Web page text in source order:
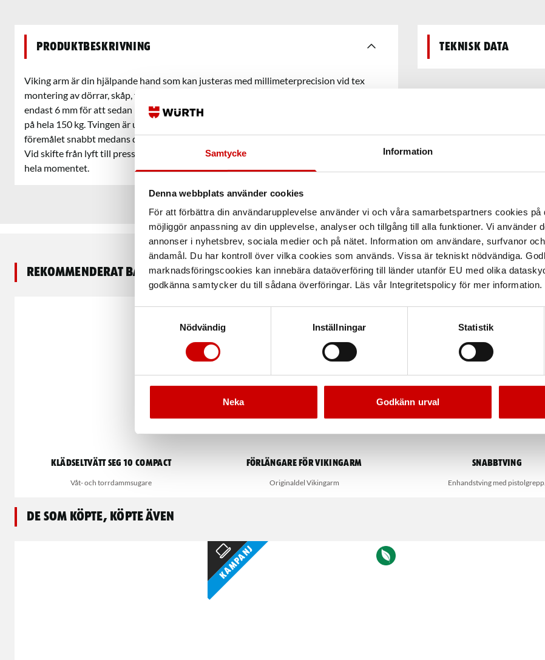
Samtycke Information
Denna webbplats använder cookies
För att förbättra din användarupplevelse använder vi och våra samarbetspartners cookies på
möjliggör anpassning av din upplevelse, analyser och tillgång till alla funktioner. Vi använder
annonser i nyhetsbrev, sociala medier och på nätet. Information om användare, surfvanor
ändamål. Du har kontroll över vilka cookies som används. Vissa är tekniskt nödvändiga.
marknadsföringscookies kan innebära dataöverföring till länder utanför EU med olika
godkänna samtycker du till sådana överföringar. Läs vår Integritetspolicy för mer information.
Nödvändig
Inställningar Statistik
Neka Godkänn urval
Produktbeskrivning
Viking arm är din hjälpande hand som kan justeras med millimeterprecision vid tex
montering av dörrar, skåp, fönster, ventilationssystem, trallbygget m.m. Tvingen behöver
endast 6 mm för att sedan kunna pressa eller lyfta upp till 250 mm och med en maxvikt
på hela 150 kg. Tvingen är utrustad med 2 st "släppknappar", den högra så sänks
föremålet snabbt medans den vänstra sänker föremålet stegvis med milimeter precision.
Vid skifte från lyft till press position tryck ner och håll ned den högra knappen under
hela momentet.
Teknisk data
Rekommenderat baserat på vald produkt
Klädseltvätt SEG 10 Compact
Våt- och torrdammsugare
Förlängare för Vikingarm
Originaldel Vikingarm
Snabbtving
Enhandstving med pistolgrepp.
De som köpte, köpte även
Kampanj